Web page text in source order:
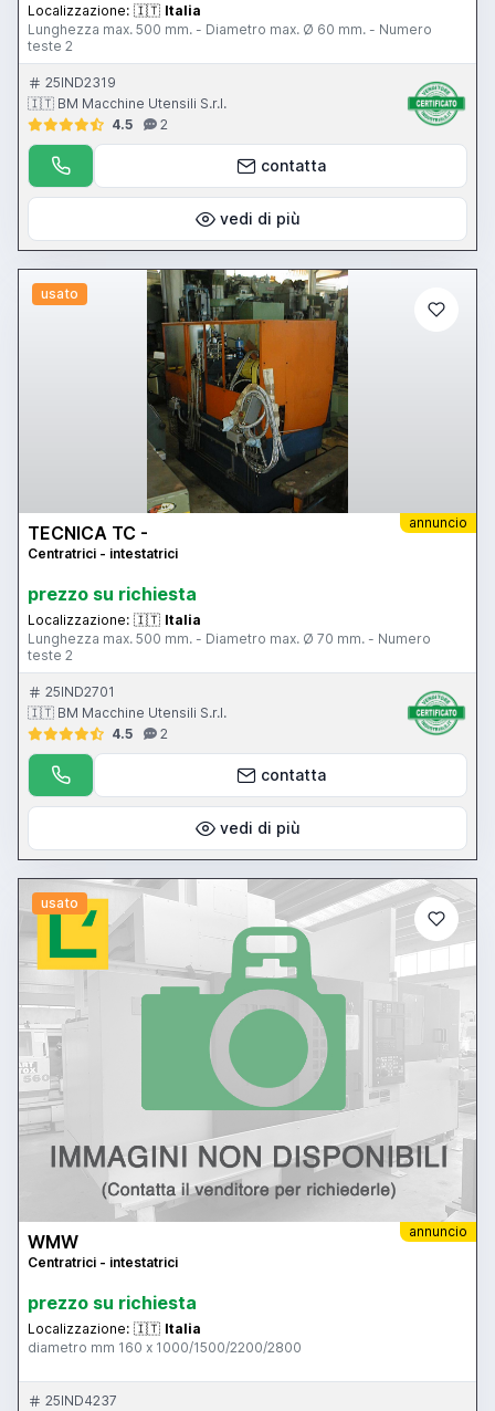
Localizzazione: 🇮🇹 Italia
Lunghezza max. 500 mm. - Diametro max. Ø 60 mm. - Numero
teste 2
25IND2319
🇮🇹 BM Macchine Utensili S.r.l.
4.5
2
contatta
vedi di più
usato
annuncio
TECNICA TC -
Centratrici - intestatrici
prezzo su richiesta
Localizzazione: 🇮🇹 Italia
Lunghezza max. 500 mm. - Diametro max. Ø 70 mm. - Numero
teste 2
25IND2701
🇮🇹 BM Macchine Utensili S.r.l.
4.5
2
contatta
vedi di più
usato
annuncio
WMW
Centratrici - intestatrici
prezzo su richiesta
Localizzazione: 🇮🇹 Italia
diametro mm 160 x 1000/1500/2200/2800
25IND4237